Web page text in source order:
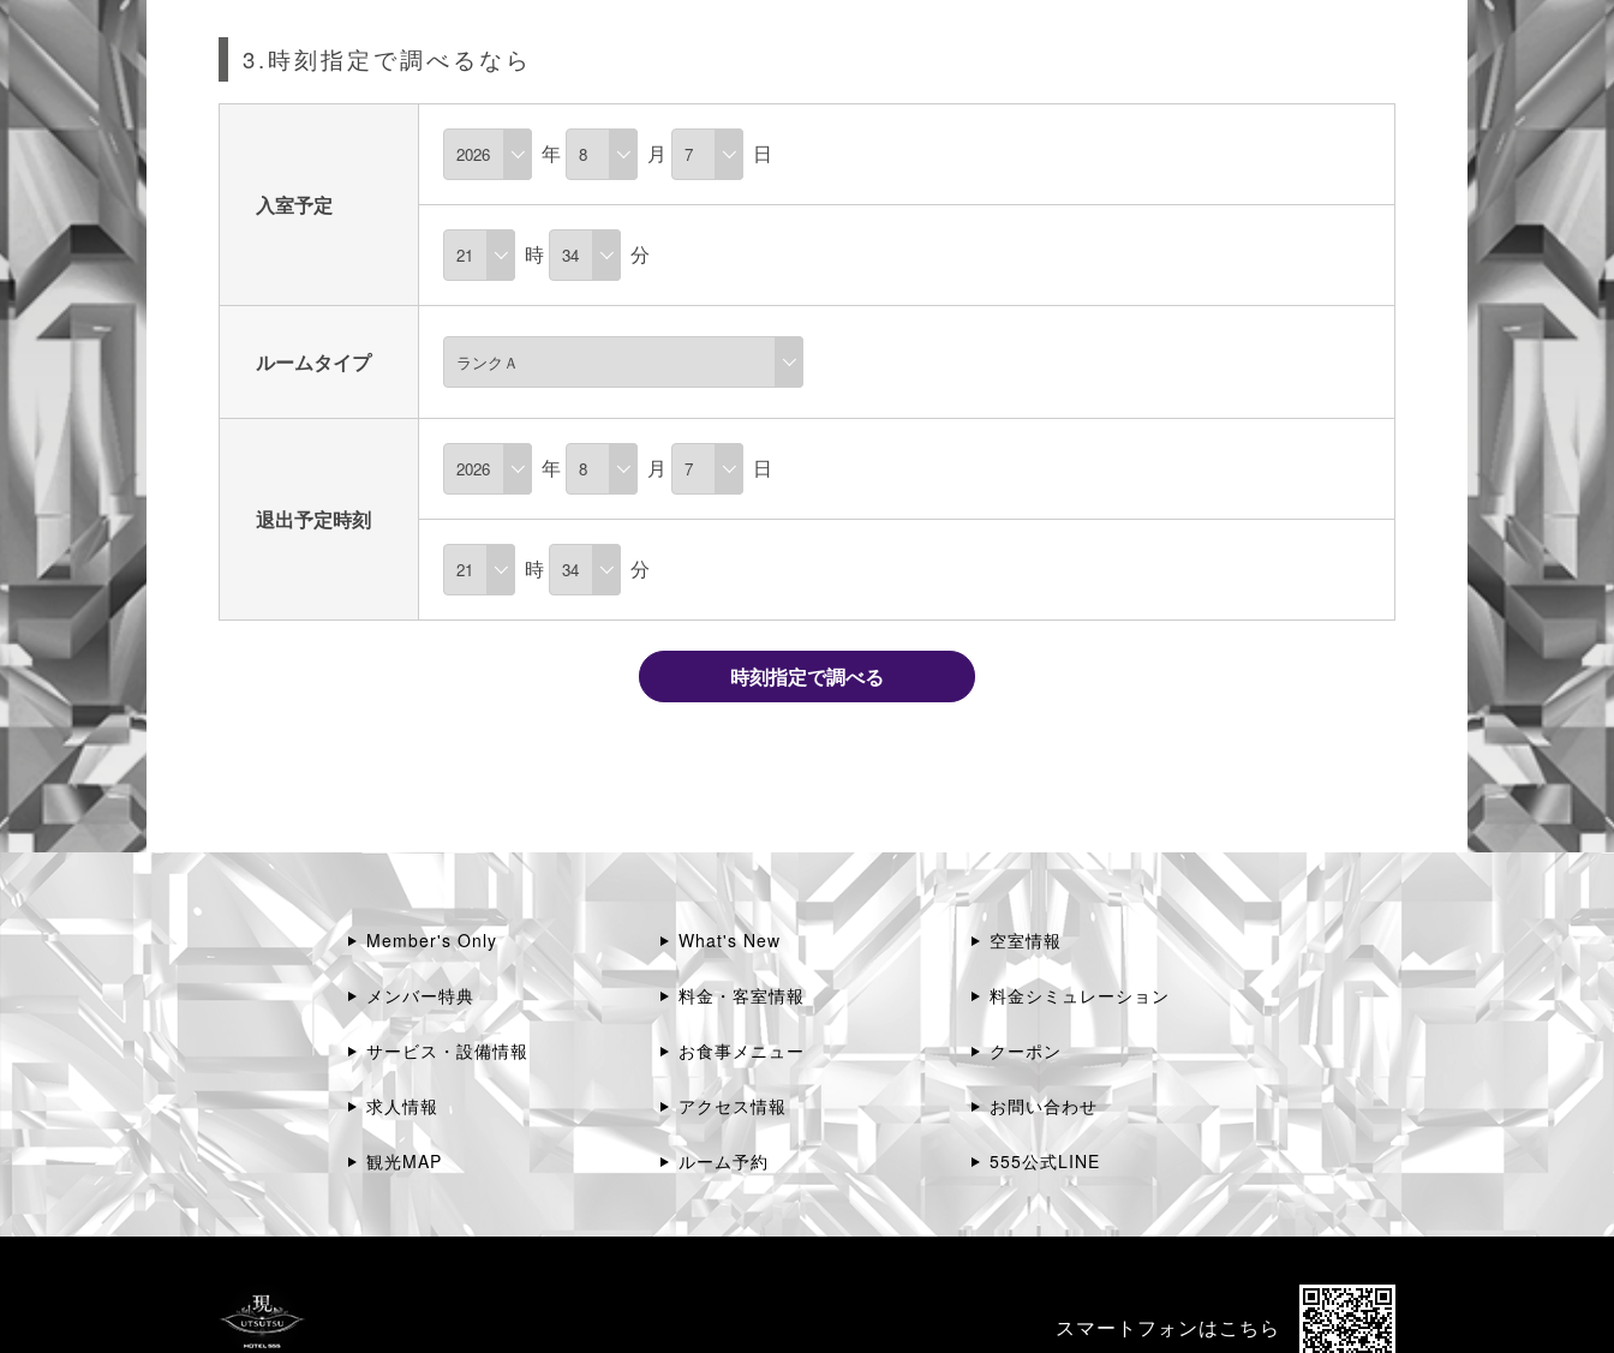
3.時刻指定で調べるなら
入室予定
年 月 日
時 分
ルームタイプ
退出予定時刻
年 月 日
時 分
時刻指定で調べる
Member's Only What's New 空室情報
メンバー特典 料金・客室情報 料金シミュレーション
サービス・設備情報 お食事メニュー クーポン
求人情報 アクセス情報 お問い合わせ
観光MAP ルーム予約 555公式LINE
スマートフォンはこちら